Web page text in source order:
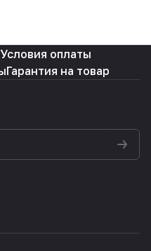
Условия оплаты
Гарантия на товар